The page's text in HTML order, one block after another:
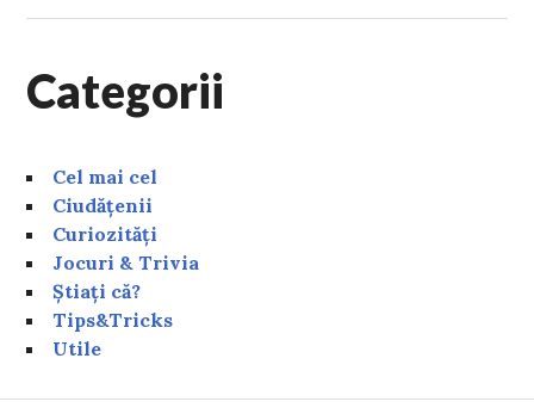
Categorii
Cel mai cel
Ciudățenii
Curiozități
Jocuri & Trivia
Știați că?
Tips&Tricks
Utile